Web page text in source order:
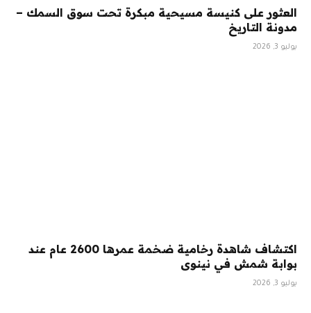
العثور على كنيسة مسيحية مبكرة تحت سوق السمك –
مدونة التاريخ
يوليو 3, 2026
اكتشاف شاهدة رخامية ضخمة عمرها 2600 عام عند
بوابة شمش في نينوى
يوليو 3, 2026